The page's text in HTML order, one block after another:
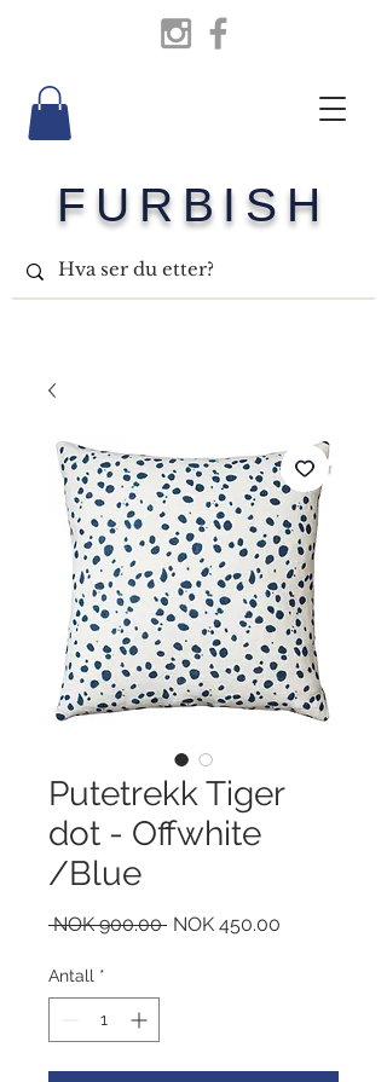
FURBISH
Putetrekk Tiger
dot - Offwhite
/Blue
NOK 900.00 Vanlig
NOK 450.00
Antall *